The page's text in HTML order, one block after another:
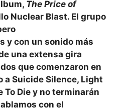
The Price of
Nuclear Blast. El grupo
y con un sonido más
una extensa gira
que comenzaron en
a Suicide Silence, Light
To Die y no terminarán
con el